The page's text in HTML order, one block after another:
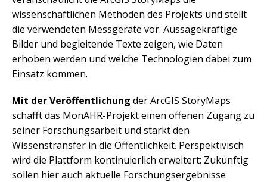
wissenschaftlichen Methoden des Projekts und stellt
die verwendeten Messgeräte vor. Aussagekräftige
Bilder und begleitende Texte zeigen, wie Daten
erhoben werden und welche Technologien dabei zum
Einsatz kommen.
Mit der Veröffentlichung der ArcGIS StoryMaps
schafft das MonAHR-Projekt einen offenen Zugang zu
seiner Forschungsarbeit und stärkt den
Wissenstransfer in die Öffentlichkeit. Perspektivisch
wird die Plattform kontinuierlich erweitert: Zukünftig
sollen hier auch aktuelle Forschungsergebnisse